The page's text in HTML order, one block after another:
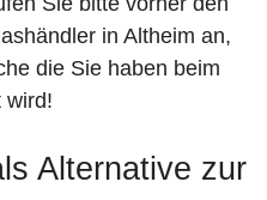
in Altheim an,
die Sie haben beim
wird!
Alternative zur